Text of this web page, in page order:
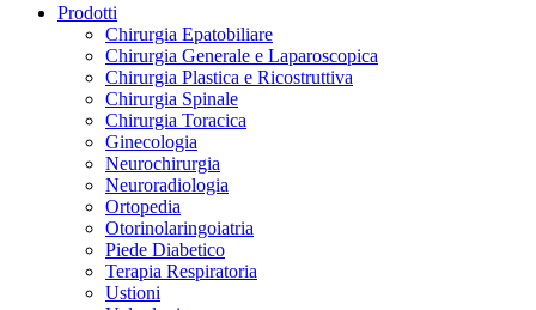
Prodotti
Chirurgia Epatobiliare
Chirurgia Generale e Laparoscopica
Chirurgia Plastica e Ricostruttiva
Chirurgia Spinale
Chirurgia Toracica
Ginecologia
Neurochirurgia
Neuroradiologia
Ortopedia
Otorinolaringoiatria
Piede Diabetico
Terapia Respiratoria
Ustioni